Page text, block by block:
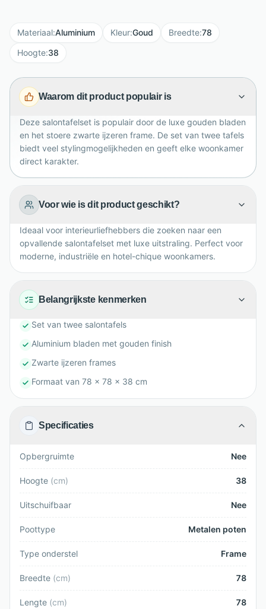
cm vormt Puck een opvallend middelpunt bij de bank.
Gebruik de tafels samen voor een speels gelaagd
van goud, zwart metaal en ronde vormen past perfect
in moderne, industriële en hotel-chique interieurs.
Materiaal:Aluminium Kleur:Goud Breedte:78
Hoogte:38
Waarom dit product populair is
Deze salontafelset is populair door de luxe gouden bladen
en het stoere zwarte ijzeren frame. De set van twee tafels
biedt veel stylingmogelijkheden en geeft elke woonkamer
direct karakter.
Voor wie is dit product geschikt?
Ideaal voor interieurliefhebbers die zoeken naar een
opvallende salontafelset met luxe uitstraling. Perfect voor
moderne, industriële en hotel-chique woonkamers.
Belangrijkste kenmerken
Set van twee salontafels
Aluminium bladen met gouden finish
Zwarte ijzeren frames
Formaat van 78 x 78 x 38 cm
Specificaties
Opbergruimte Nee
Hoogte (cm) 38
Uitschuifbaar Nee
Poottype Metalen poten
Type onderstel Frame
Breedte (cm) 78
Lengte (cm) 78